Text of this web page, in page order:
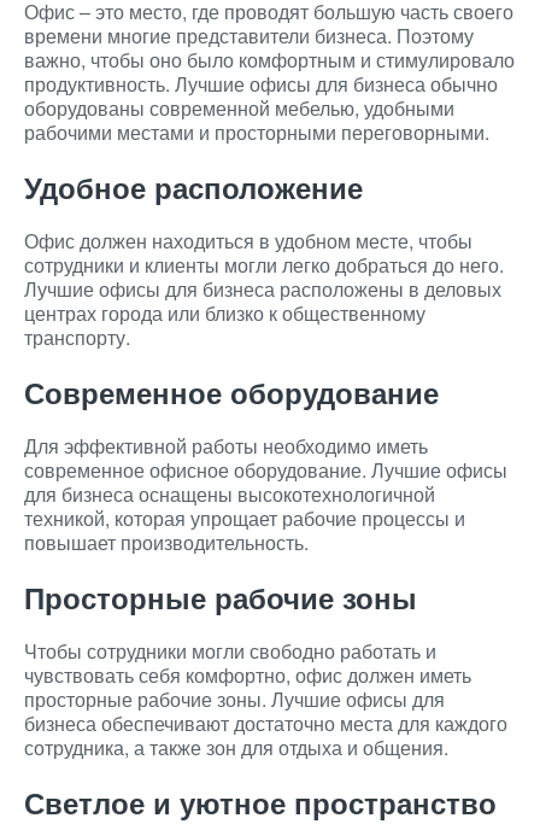
Офис – это место, где проводят большую часть своего
времени многие представители бизнеса. Поэтому
важно, чтобы оно было комфортным и стимулировало
продуктивность. Лучшие офисы для бизнеса обычно
оборудованы современной мебелью, удобными
рабочими местами и просторными переговорными.
Удобное расположение
Офис должен находиться в удобном месте, чтобы
сотрудники и клиенты могли легко добраться до него.
Лучшие офисы для бизнеса расположены в деловых
центрах города или близко к общественному
транспорту.
Современное оборудование
Для эффективной работы необходимо иметь
современное офисное оборудование. Лучшие офисы
для бизнеса оснащены высокотехнологичной
техникой, которая упрощает рабочие процессы и
повышает производительность.
Просторные рабочие зоны
Чтобы сотрудники могли свободно работать и
чувствовать себя комфортно, офис должен иметь
просторные рабочие зоны. Лучшие офисы для
бизнеса обеспечивают достаточно места для каждого
сотрудника, а также зон для отдыха и общения.
Светлое и уютное пространство